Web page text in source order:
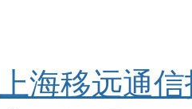
上海移远通